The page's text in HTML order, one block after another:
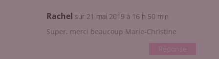
Rachel sur 21 mai 2019 à 16 h 50 min
Super, merci beaucoup Marie-Christine
Réponse